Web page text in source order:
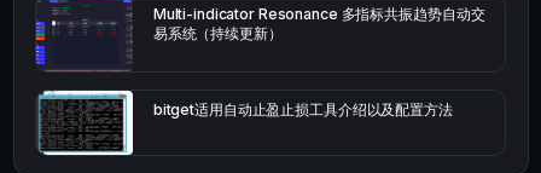
Multi-indicator Resonance 多指标共振趋势自动交
易系统（持续更新）
bitget适用自动止盈止损工具介绍以及配置方法